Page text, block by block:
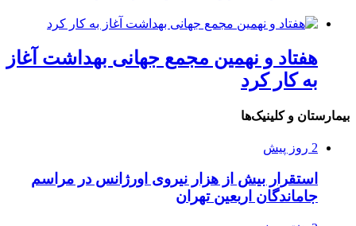
هفتاد و نهمین مجمع جهانی بهداشت آغاز
به کار کرد
و کلینیک‌ها
استقرار بیش از هزار نیروی اورژانس در مراسم
جاماندگان اربعین تهران